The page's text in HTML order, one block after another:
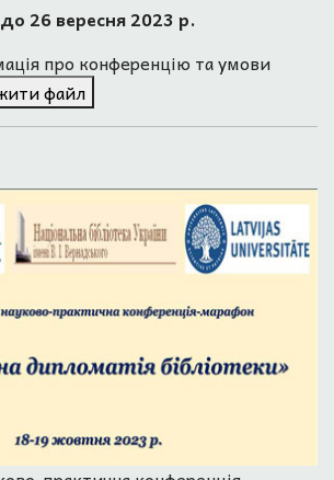
26 вересня 2023 р.
про конференцію та умови
файл